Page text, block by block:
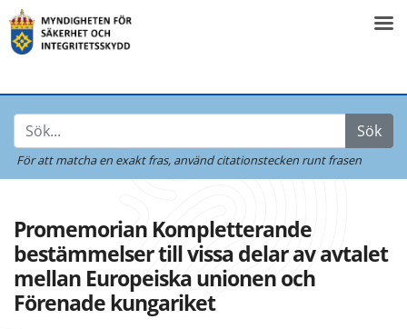
Sök
För att matcha en exakt fras, använd citationstecken runt frasen
Promemorian Kompletterande
bestämmelser till vissa delar av avtalet
mellan Europeiska unionen och
Förenade kungariket